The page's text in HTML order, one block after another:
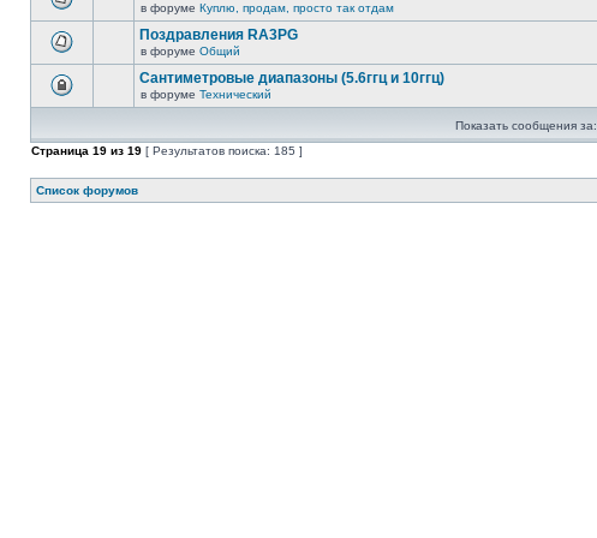
в форуме Куплю, продам, просто так отдам
Поздравления RA3PG
в форуме Общий
Сантиметровые диапазоны (5.6ггц и 10ггц)
в форуме Технический
Показать сообщения за:
Страница 19 из 19 [ Результатов поиска: 185 ]
Список форумов